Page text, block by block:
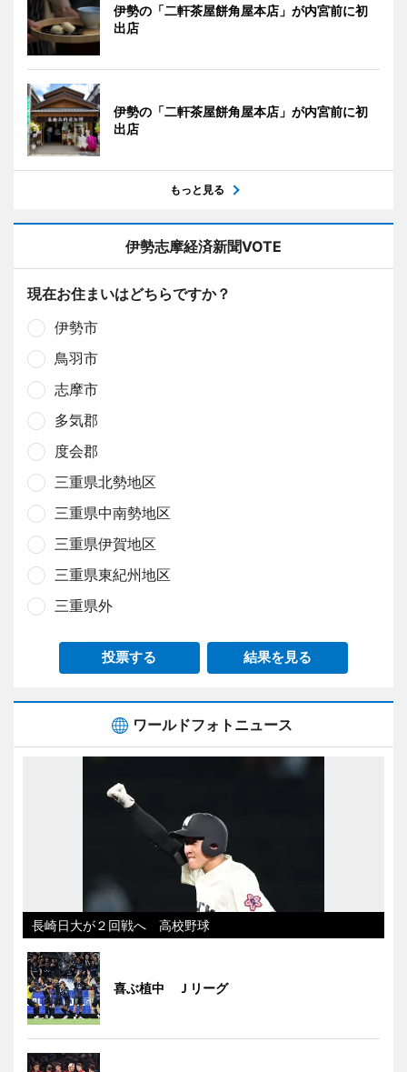
伊勢の「二軒茶屋餅角屋本店」が内宮前に初
出店
伊勢の「二軒茶屋餅角屋本店」が内宮前に初
出店
もっと見る
伊勢志摩経済新聞VOTE
現在お住まいはどちらですか？
伊勢市
鳥羽市
志摩市
多気郡
度会郡
三重県北勢地区
三重県中南勢地区
三重県伊賀地区
三重県東紀州地区
三重県外
投票する 結果を見る
ワールドフォトニュース
長崎日大が２回戦へ 高校野球
喜ぶ植中 Ｊリーグ